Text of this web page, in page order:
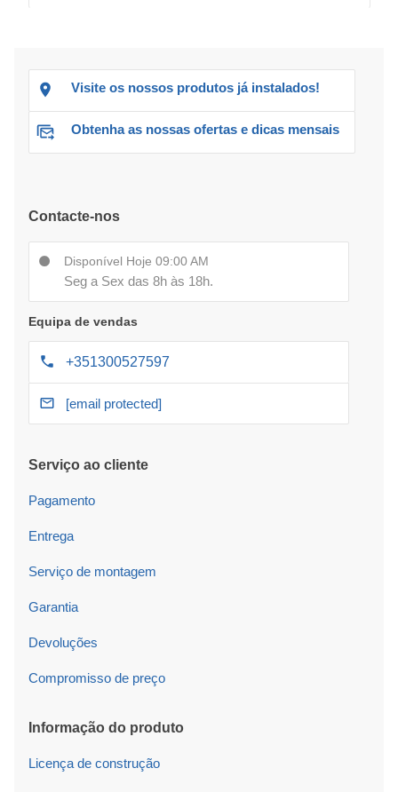
Visite os nossos produtos já instalados!
Obtenha as nossas ofertas e dicas mensais
Contacte-nos
Disponível Hoje 09:00 AM
Seg a Sex das 8h às 18h.
Equipa de vendas
+351300527597
[email protected]
Serviço ao cliente
Pagamento
Entrega
Serviço de montagem
Garantia
Devoluções
Compromisso de preço
Informação do produto
Licença de construção